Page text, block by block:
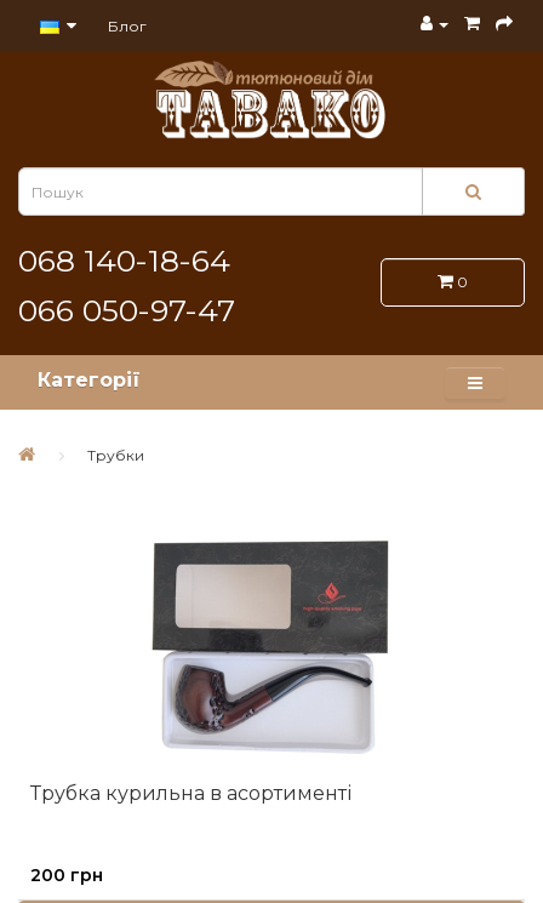
Блог
068 140-18-64
066 050-97-47
0
Категорії
Трубки
Трубка курильна в асортименті
200 грн